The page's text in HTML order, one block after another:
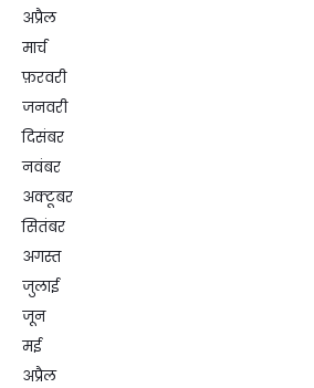
अप्रैल
मार्च
फ़रवरी
जनवरी
दिसंबर
नवंबर
अक्टूबर
सितंबर
अगस्त
जुलाई
जून
मई
अप्रैल